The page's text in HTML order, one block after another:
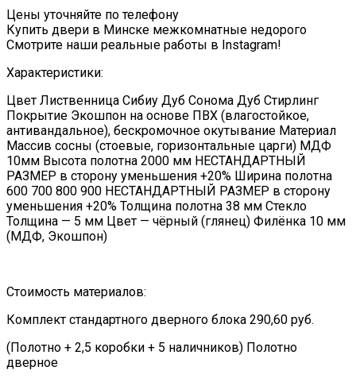
Цены уточняйте по телефону
Купить двери в Минске межкомнатные недорого
Смотрите наши реальные работы в Instagram!
Характеристики:
Цвет Лиственница Сибиу Дуб Сонома Дуб Стирлинг
Покрытие Экошпон на основе ПВХ (влагостойкое,
антивандальное), бескромочное окутывание Материал
Массив сосны (стоевые, горизонтальные царги) МДФ
10мм Высота полотна 2000 мм НЕСТАНДАРТНЫЙ
РАЗМЕР в сторону уменьшения +20% Ширина полотна
600 700 800 900 НЕСТАНДАРТНЫЙ РАЗМЕР в сторону
уменьшения +20% Толщина полотна 38 мм Стекло
Толщина — 5 мм Цвет — чёрный (глянец) Филёнка 10 мм
(МДФ, Экошпон)
Стоимость материалов:
Комплект стандартного дверного блока 290,60 руб.
(Полотно + 2,5 коробки + 5 наличников) Полотно
дверное